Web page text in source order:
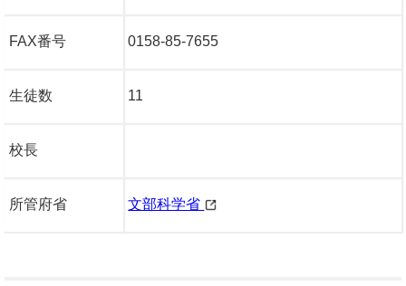
FAX番号 0158-85-7655
生徒数 11
校長
所管府省 文部科学省